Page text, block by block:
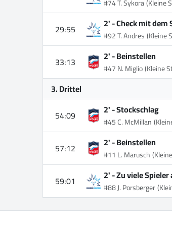
#74 T. Sykora(Kleine
29:55 2' -Check mit dem
#92 T. Andres(Kleine
33:13 2' -Beinstellen
#47 N. Miglio(Kleine
3. Drittel
54:09
2' -Stockschlag
#45 C. McMillan
57:12 2' -Beinstellen
#11 L. Marusch
59:01 2' -Zu viele
#88 J. Porsberger